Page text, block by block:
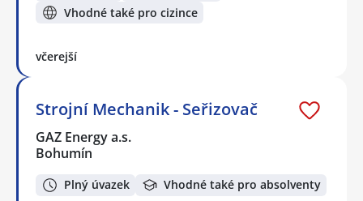
Vhodné také pro cizince
včerejší
Strojní Mechanik - Seřizovač
GAZ Energy a.s.
Bohumín
Plný úvazek Vhodné také pro absolventy